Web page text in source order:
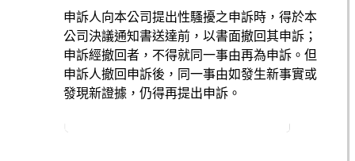
申訴人向本公司提出性騷擾之申訴時，得於本
公司決議通知書送達前，以書面撤回其申訴；
申訴經撤回者，不得就同一事由再為申訴。但
申訴人撤回申訴後，同一事由如發生新事實或
發現新證據，仍得再提出申訴。